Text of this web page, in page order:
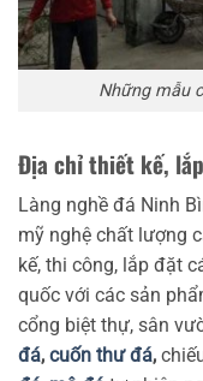
Những mẫu
Địa chỉ thiết kế,
Làng nghề đá Ninh
mỹ nghệ chất lượng
kế, thi công, lắp đặt
quốc với các sản
cổng biệt thự, sân
đá, cuốn thư đá,